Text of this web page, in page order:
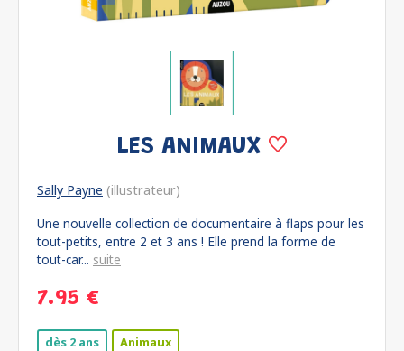
LES ANIMAUX
Sally Payne (illustrateur)
Une nouvelle collection de documentaire à flaps pour les
tout-petits, entre 2 et 3 ans ! Elle prend la forme de
tout-car... suite
7.95 €
dès 2 ans Animaux